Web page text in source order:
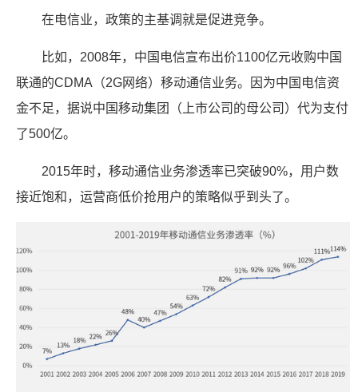
在电信业，政策的主基调就是促进竞争。
比如，2008年，中国电信宣布出价1100亿元收购中国
联通的CDMA（2G网络）移动通信业务。因为中国电信资
金不足，据说中国移动集团（上市公司的母公司）代为支付
了500亿。
2015年时，移动通信业务渗透率已突破90%，用户数
接近饱和，运营商低价抢用户的策略似乎到头了。